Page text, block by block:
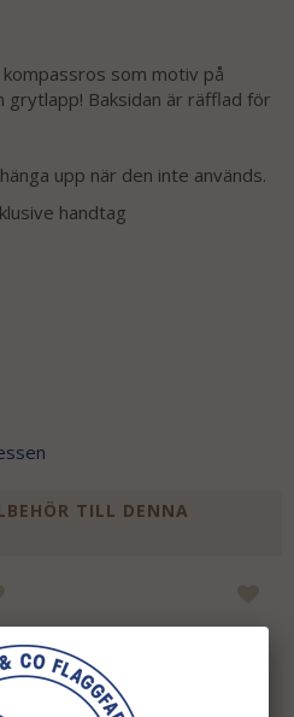
som motiv på
grytlapp! Baksidan är räfflad för
upp när den inte används.
handtag
TILL DENNA